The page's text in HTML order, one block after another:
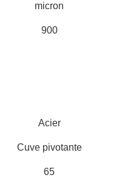
micron
900
Acier
Cuve pivotante
65